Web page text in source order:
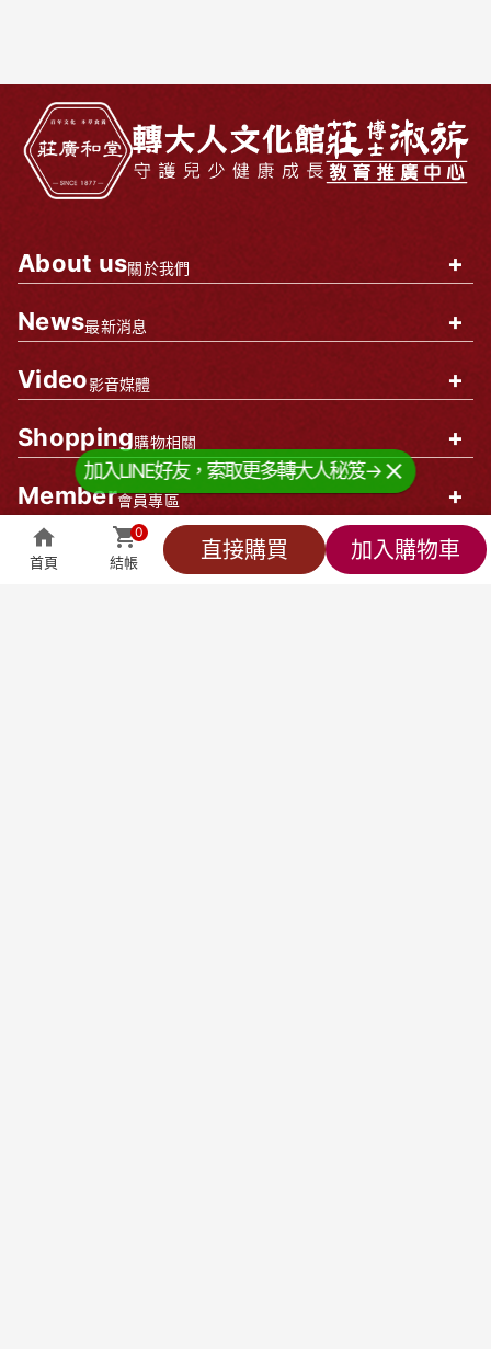
首頁 結帳
0
直接購買 加入購物車
加入LINE好友，索取更多轉大人秘笈→
About us關於我們 +
News最新消息 +
Video影音媒體 +
Shopping購物相關 +
Member會員專區 +
企業資訊
全部商品 萬能客服 貼心小編 會員專區
0
結帳